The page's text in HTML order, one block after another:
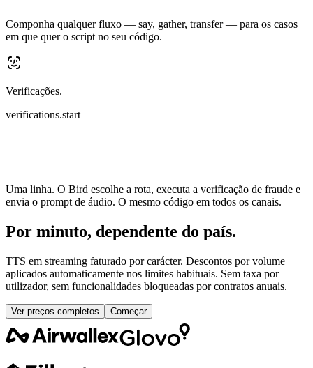
Componha qualquer fluxo — say, gather, transfer — para os casos
em que quer o script no seu código.
Verificações.
verifications.start
Uma linha. O Bird escolhe a rota, executa a verificação de fraude e
envia o prompt de áudio. O mesmo código em todos os canais.
Por minuto, dependente do país.
TTS em streaming faturado por carácter. Descontos por volume
aplicados automaticamente nos limites habituais. Sem taxa por
utilizador, sem funcionalidades bloqueadas por contratos anuais.
Ver preços completos Começar